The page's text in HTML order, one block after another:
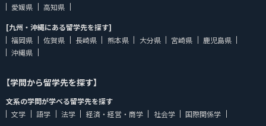
愛媛県
高知県
[九州・沖縄にある留学先を探す]
福岡県
佐賀県 長崎県 熊本県 大分県 宮崎県
鹿児島県
沖縄県
【学問から留学先を探す】
文系の学問が学べる留学先を探す
文学
語学 法学 経済・経営・商学 社会学
国際関係学